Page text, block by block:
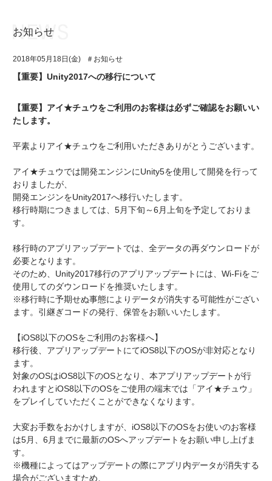
アプリゲーム
イベント・キャンペーン
グッズ・本
ギャラリー
ユニット&キャラクター
アプリゲーム
ミュージック
グッズ・本
お知らせ
2018年05月18日(金) ＃お知らせ
【重要】Unity2017への移行について
【重要】アイ★チュウをご利用のお客様は必ずご確認をお願いい
たします。
平素よりアイ★チュウをご利用いただきありがとうございます。
アイ★チュウでは開発エンジンにUnity5を使用して開発を行って
おりましたが、
開発エンジンをUnity2017へ移行いたします。
移行時期につきましては、5月下旬～6月上旬を予定しておりま
す。
移行時のアプリアップデートでは、全データの再ダウンロードが
必要となります。
そのため、Unity2017移行のアプリアップデートには、Wi-Fiをご
使用してのダウンロードを推奨いたします。
※移行時に予期せぬ事態によりデータが消失する可能性がござい
ます。引継ぎコードの発行、保管をお願いいたします。
【iOS8以下のOSをご利用のお客様へ】
移行後、アプリアップデートにてiOS8以下のOSが非対応となり
ます。
対象のOSはiOS8以下のOSとなり、本アプリアップデートが行
われますとiOS8以下のOSをご使用の端末では「アイ★チュウ」
をプレイしていただくことができなくなります。
大変お手数をおかけしますが、iOS8以下のOSをお使いのお客様
は5月、6月までに最新のOSへアップデートをお願い申し上げま
す。
※機種によってはアップデートの際にアプリ内データが消失する
場合がございますため、